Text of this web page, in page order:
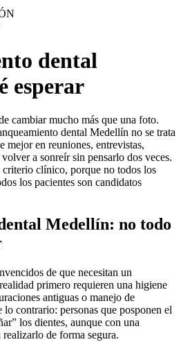
dental
esperar
cambiar mucho más que una foto.
dental Medellín no se trata
mejor en reuniones, entrevistas,
a sonreír sin pensarlo dos veces.
clínico, porque no todos los
los pacientes son candidatos
Medellín: no todo
de que necesitan un
primero requieren una higiene
antiguas o manejo de
contrario: personas que posponen el
los dientes, aunque con una
de forma segura.